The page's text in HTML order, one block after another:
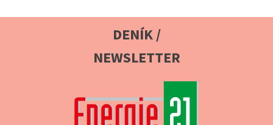
DENÍK /
NEWSLETTER